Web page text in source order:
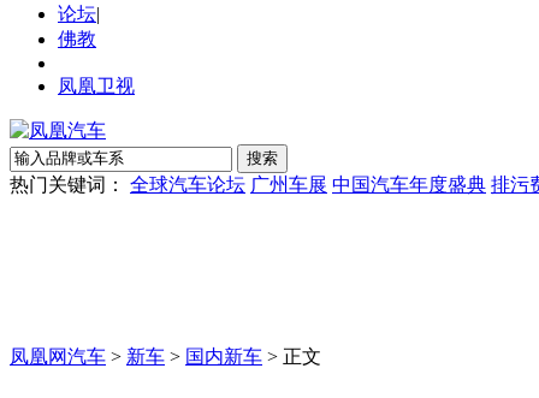
论坛|
佛教
凤凰卫视
热门关键词： 全球汽车论坛 广州车展 中国汽车年度盛典 排污
凤凰网汽车 > 新车 > 国内新车 > 正文